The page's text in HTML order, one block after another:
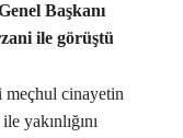
Başkanı
ile görüştü
meçhul cinayetin
yakınlığını